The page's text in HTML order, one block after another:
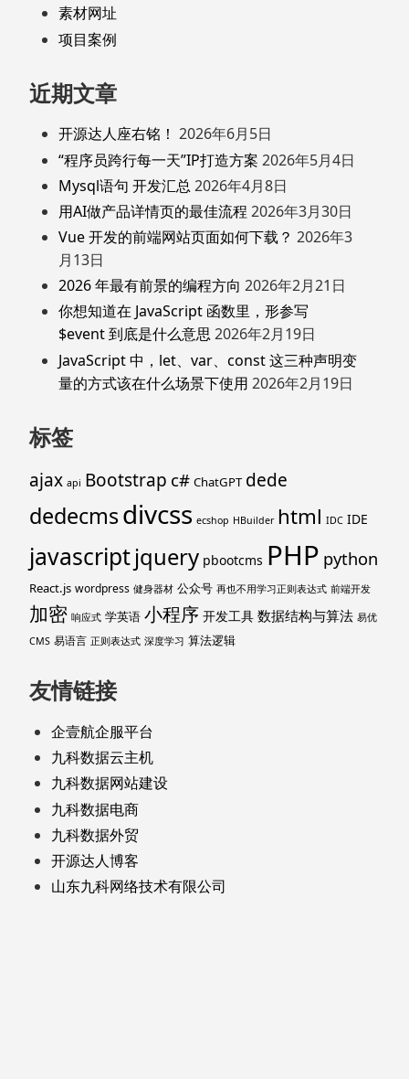
素材网址
项目案例
近期文章
开源达人座右铭！ 2026年6月5日
“程序员跨行每一天”IP打造方案 2026年5月4日
Mysql语句 开发汇总 2026年4月8日
用AI做产品详情页的最佳流程 2026年3月30日
Vue 开发的前端网站页面如何下载？ 2026年3
月13日
2026 年最有前景的编程方向 2026年2月21日
你想知道在 JavaScript 函数里，形参写
$event 到底是什么意思2026年2月19日
JavaScript 中，let、var、const 这三种声明变
量的方式该在什么场景下使用 2026年2月19日
标签
ajax api Bootstrap c# ChatGPT dede
dedecmsdivcss ecshop HBuilder html IDC IDE
javascriptjquery pbootcms PHP python
React.js wordpress 健身器材 公众号 再也不用学习正则表达式 前端开发
加密 响应式 学英语 小程序 开发工具 数据结构与算法 易优
CMS 易语言 正则表达式 深度学习 算法逻辑
友情链接
企壹航企服平台
九科数据云主机
九科数据网站建设
九科数据电商
九科数据外贸
开源达人博客
山东九科网络技术有限公司